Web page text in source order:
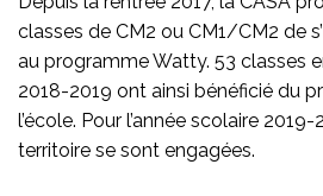
classes de CM2 ou CM1/CM2 de
au programme Watty. 53 classes
2018-2019 ont ainsi bénéficié du
l’école. Pour l’année scolaire
territoire se sont engagées.